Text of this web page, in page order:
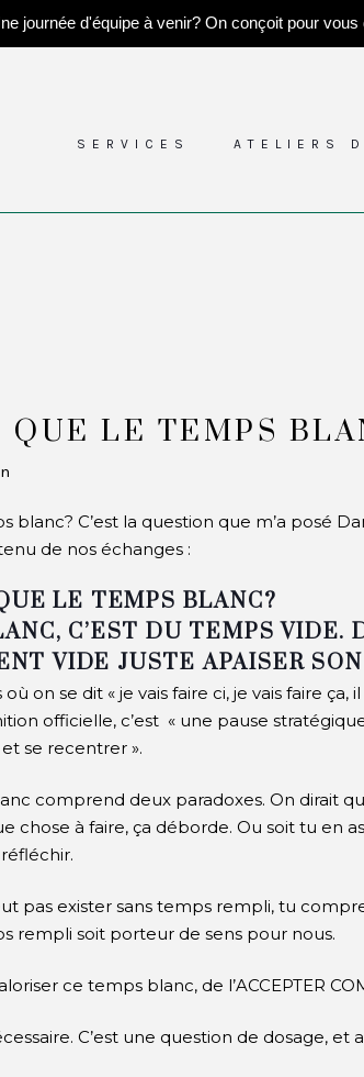
journée d'équipe à venir? On conçoit pour
SERVICES ATELIERS
QUE LE TEMPS
blanc? C’est la question que m’a posé
de nos échanges :
LE TEMPS BLANC?
C’EST DU TEMPS VIDE.
VIDE JUSTE APAISER SON
on se dit « je vais faire ci, je vais faire ça,
officielle, c’est « une pause
se recentrer ».
comprend deux paradoxes. On dirait
chose à faire, ça déborde. Ou soit tu en
pas exister sans temps rempli, tu
rempli soit porteur de sens pour nous.
ce temps blanc, de l’ACCEPTER
C’est une question de dosage, et